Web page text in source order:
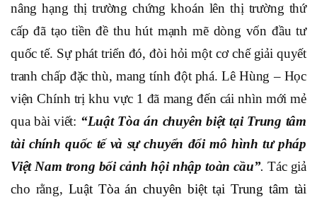
nâng hạng thị trường chứng khoán lên thị trường thứ
cấp đã tạo tiền đề thu hút mạnh mẽ dòng vốn đầu tư
quốc tế. Sự phát triển đó,đòi hỏi một cơ chế giải quyết
tranh chấp đặc thù, mang tính đột phá. Lê Hùng – Học
viện Chính trị khu vực 1 đã mang đến cái nhìn mới mẻ
qua bài viết: “Luật Tòa án chuyên biệt tại Trung tâm
tài chính quốc tế và sự chuyển đổi mô hình tư pháp
Việt Nam trong bối cảnh hội nhập toàn cầu”.Tác giả
cho rằng, Luật Tòa án chuyên biệt tại Trung tâm tài